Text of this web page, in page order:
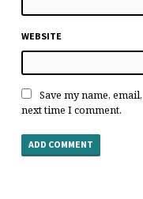
WEBSITE
Save my name,
next time I comment.